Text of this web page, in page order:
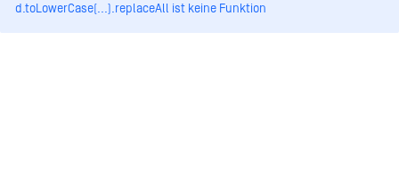
d.toLowerCase(...).replaceAll ist keine Funktion